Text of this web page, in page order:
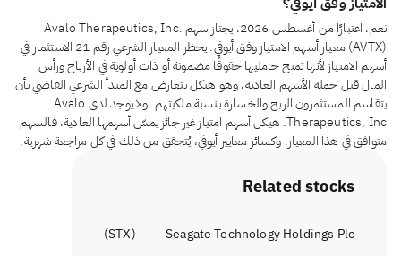
نعم، اعتبارًا من أغسطس 2026، يجتاز سهم Avalo Therapeutics, Inc.
(AVTX) معيار أسهم الامتياز وفق أيوفي. يحظر المعيار الشرعي رقم 21 الاستثمار في
أسهم الامتياز لأنها تمنح حامليها حقوقًا مضمونة أو ذات أولوية في الأرباح ورأس
المال قبل حملة الأسهم العادية، وهو هيكل يتعارض مع المبدأ الشرعي القاضي بأن
يتقاسم المستثمرون الربح والخسارة بنسبة ملكيتهم. ولا يوجد لدى Avalo
Therapeutics, Inc. هيكل أسهم امتياز غير جائز يمسّ أسهمها العادية، فالسهم
متوافق في هذا المعيار. وكسائر معايير أيوفي، يُتحقق من ذلك في كل مراجعة شهرية.
Related stocks
Seagate Technology Holdings Plc
(
STX
)